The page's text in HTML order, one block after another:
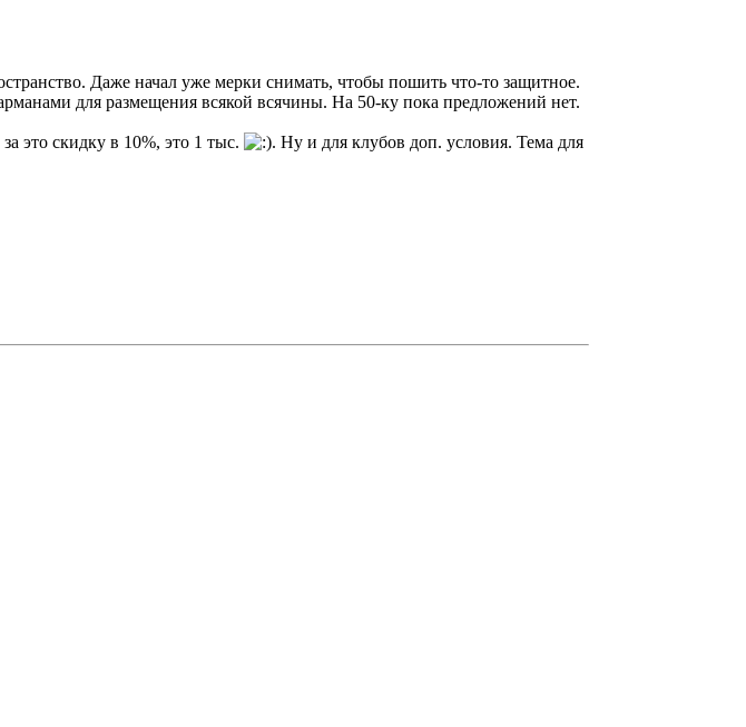
Даже начал уже мерки снимать, чтобы пошить что-то защитное.
для размещения всякой всячины. На 50-ку пока предложений нет.
это скидку в 10%, это 1 тыс.
. Ну и для клубов доп. условия. Тема для